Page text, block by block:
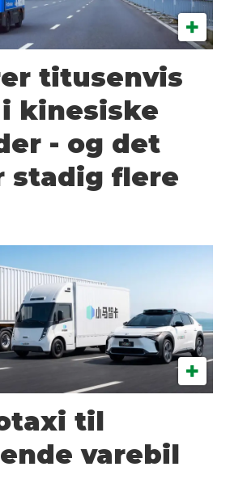
titusenvis
kinesiske
- og det
stadig flere
til
varebil